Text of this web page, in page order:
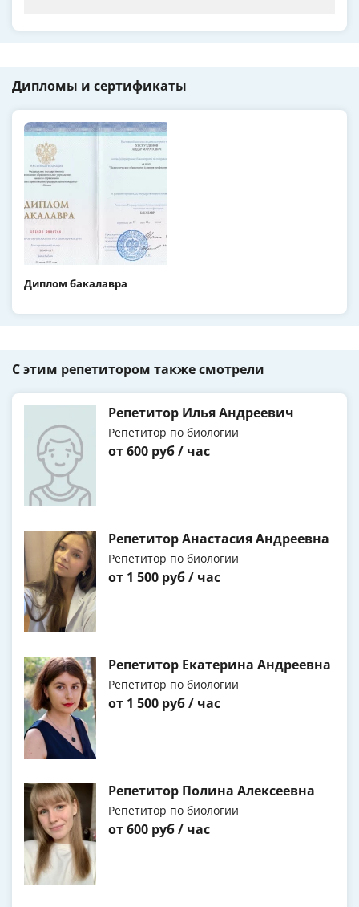
Дипломы и сертификаты
Диплом бакалавра
С этим репетитором также смотрели
Репетитор Илья Андреевич
Репетитор по биологии
от 600 руб / час
Репетитор Анастасия Андреевна
Репетитор по биологии
от 1 500 руб / час
Репетитор Екатерина Андреевна
Репетитор по биологии
от 1 500 руб / час
Репетитор Полина Алексеевна
Репетитор по биологии
от 600 руб / час